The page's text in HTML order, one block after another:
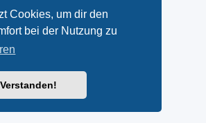
Cookies, um dir den
bei der Nutzung zu
Verstanden!